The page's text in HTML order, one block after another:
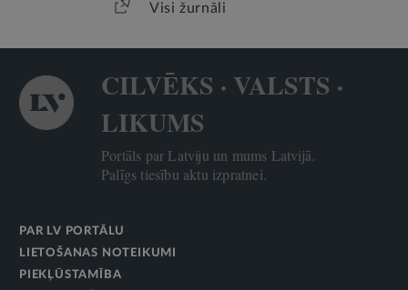
Visi žurnāli
CILVĒKS · VALSTS ·
LIKUMS
Portāls par Latviju un mums Latvijā.
Palīgs tiesību aktu izpratnei.
PAR LV PORTĀLU
LIETOŠANAS NOTEIKUMI
PIEKĻŪSTAMĪBA